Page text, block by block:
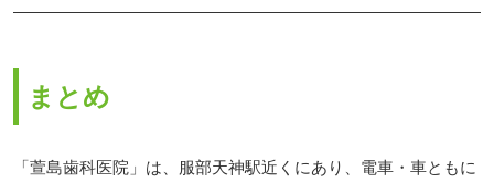
まとめ
「萱島歯科医院」は、服部天神駅近くにあり、電車・車ともに